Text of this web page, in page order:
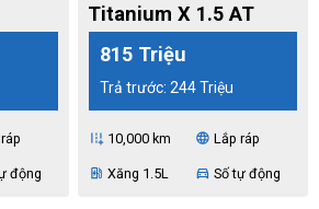
động
Titanium X 1.5 AT
815 Triệu
Trả trước: 244 Triệu
add_road 10,000 km language Lắp ráp
ev_station Xăng 1.5L directions_car Số tự động